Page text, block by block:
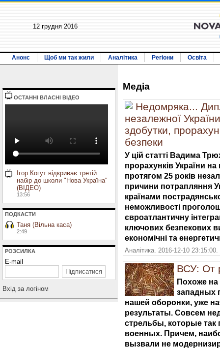
12 грудня 2016
Анонс Щоб ми так жили Аналітика Регіони Освіта
ОСТАННI ВЛАСНI ВIДЕО
Ігор Когут відкриває третій
набір до школи "Нова Україна"
(ВІДЕО)
13:56
ПОДКАСТИ
Таня (Вільна каса)
2:49
РОЗСИЛКА
E-mail
Вхiд за логiном
Медiа
Недомряка...
незалежної
здобутки,
безпеки
У цій статті Вадима
прорахунків України
протягом 25 років
причини потрапляння
країнами
неможливості
євроатлантичну
ключових безпекових
економічні та
Аналітика. 2016-12-10
ВСУ: От
Похоже на
западных
нашей оборонки, уже
результаты. Совсем
стрельбы, которые
военных. Причем,
вызвали не